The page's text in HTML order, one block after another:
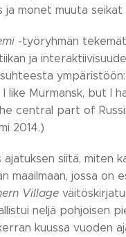
ja monet muuta
-työryhmän
ja
like Murmansk, but I
central part of
2014.)
siitä, miten
maailmaan, jossa on
Village
neljä pohjoisen
kuussa vuoden